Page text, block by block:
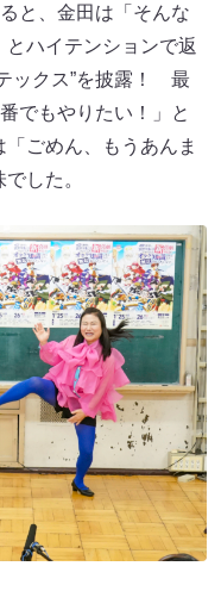
と、金田は「そんな
ハイテンションで返
ックス”を披露！ 最
でもやりたい！」と
ごめん、もうあんま
した。